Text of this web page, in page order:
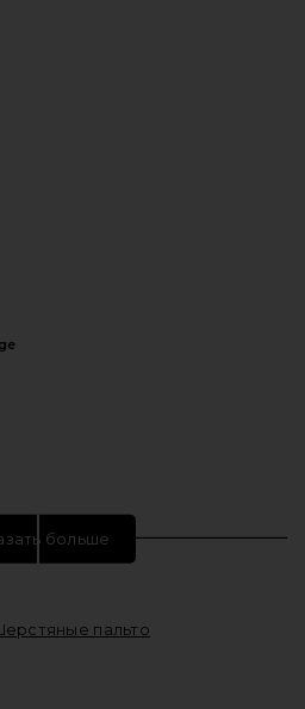
больше
пальто